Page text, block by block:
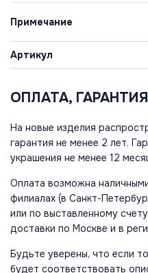
Примечание
Артикул
ОПЛАТА,
На новые изделия
гарантия не менее 2 лет.
украшения не менее 12
Оплата возможна
филиалах (в Санкт-
или по выставленному
доставки по Москве и в
Будьте уверены, что если
будет соответствовать